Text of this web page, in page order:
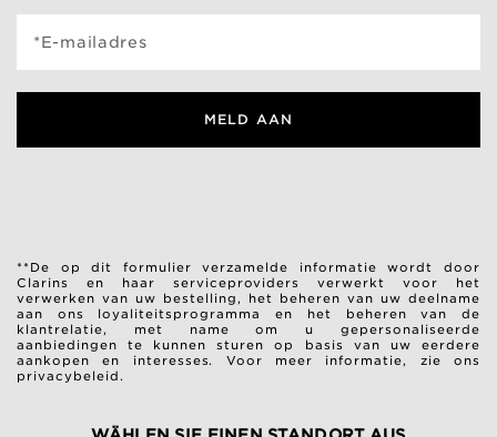
*E-mailadres
MELD AAN
**De op dit formulier verzamelde informatie wordt door
Clarins en haar serviceproviders verwerkt voor het
verwerken van uw bestelling, het beheren van uw deelname
aan ons loyaliteitsprogramma en het beheren van de
klantrelatie, met name om u gepersonaliseerde
aanbiedingen te kunnen sturen op basis van uw eerdere
aankopen en interesses. Voor meer informatie, zie ons
privacybeleid.